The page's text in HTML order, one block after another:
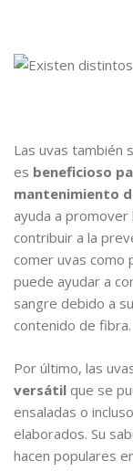
Las uvas también
es beneficioso
mantenimiento
ayuda a
contribuir a la
comer uvas como
puede ayudar a
sangre debido a
contenido de fibra.
Por último, las
versátil que se
ensaladas o
elaborados. Su
hacen populares